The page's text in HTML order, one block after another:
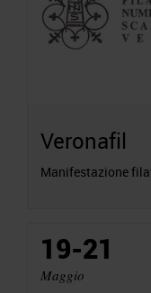
Veronafil
Manifestazione
19-21
Maggio